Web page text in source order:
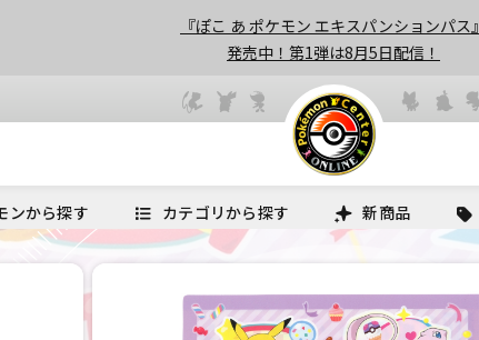
『ぽこ あ ポケモン エキスパンションパス』
発売中！第1弾は8月5日配信！
ンから探す カテゴリから探す 新商品